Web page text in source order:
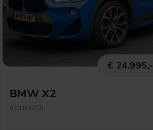
€ 24.995,-
BMW X2
sDrive20i